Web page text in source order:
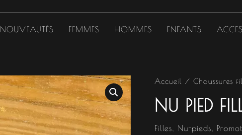
NOUVEAUTÉS FEMMES HOMMES ENFANTS
Accueil / Chaussures
NU PIED
Filles Nu-pieds
Le
prix
initial
quantité
Nu
pied
rose